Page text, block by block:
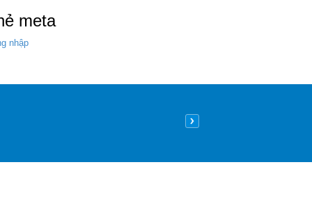
meta
nhập
Nên lát sàn gỗ hay sàn nhựa
09/05